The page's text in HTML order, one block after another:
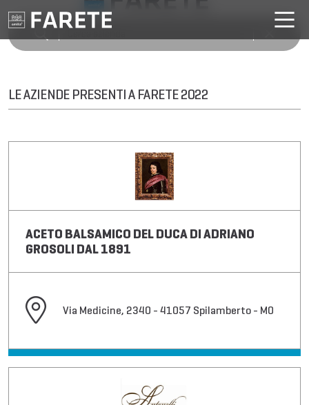
LE AZIENDE PRESENTI A FARETE 2022
ACETO BALSAMICO DEL DUCA DI ADRIANO
GROSOLI DAL 1891
Via Medicine, 2340 - 41057 Spilamberto - MO